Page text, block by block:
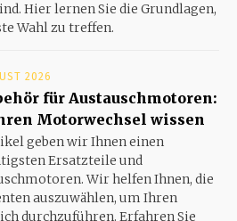
Hier lernen Sie die Grundlagen,
Wahl zu treffen.
2026
für Austauschmotoren:
Motorwechsel wissen
geben wir Ihnen einen
Ersatzteile und
Wir helfen Ihnen, die
auszuwählen, um Ihren
durchzuführen. Erfahren Sie